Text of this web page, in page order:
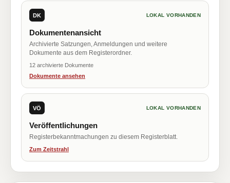
DK LOKAL VORHANDEN
Dokumentenansicht
Archivierte Satzungen, Anmeldungen und weitere
Dokumente aus dem Registerordner.
12 archivierte Dokumente
Dokumente ansehen
VÖ LOKAL VORHANDEN
Veröffentlichungen
Registerbekanntmachungen zu diesem Registerblatt.
Zum Zeitstrahl